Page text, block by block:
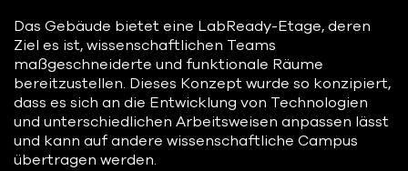
Das Gebäude bietet eine LabReady-Etage, deren
Ziel es ist, wissenschaftlichen Teams
maßgeschneiderte und funktionale Räume
bereitzustellen. Dieses Konzept wurde so konzipiert,
dass es sich an die Entwicklung von Technologien
und unterschiedlichen Arbeitsweisen anpassen lässt
und kann auf andere wissenschaftliche Campus
übertragen werden.